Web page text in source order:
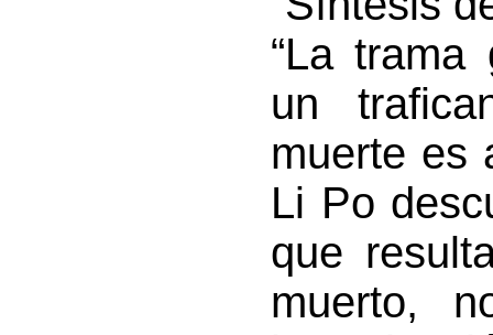
“La
un
muerte es
Li Po
que
muerto,